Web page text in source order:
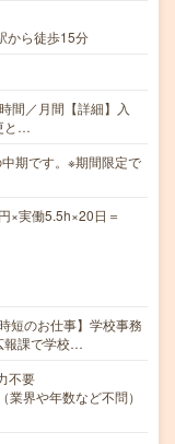
から徒歩15分
間／月間【詳細】入
と…
期です。※期間限定で
×実働5.5h×20日＝
短のお仕事】学校事務
報課で学校…
不要
界や年数など不問）